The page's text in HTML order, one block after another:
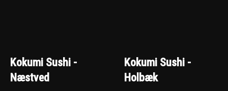
Kokumi Sushi -
Næstved
Kokumi Sushi -
Holbæk